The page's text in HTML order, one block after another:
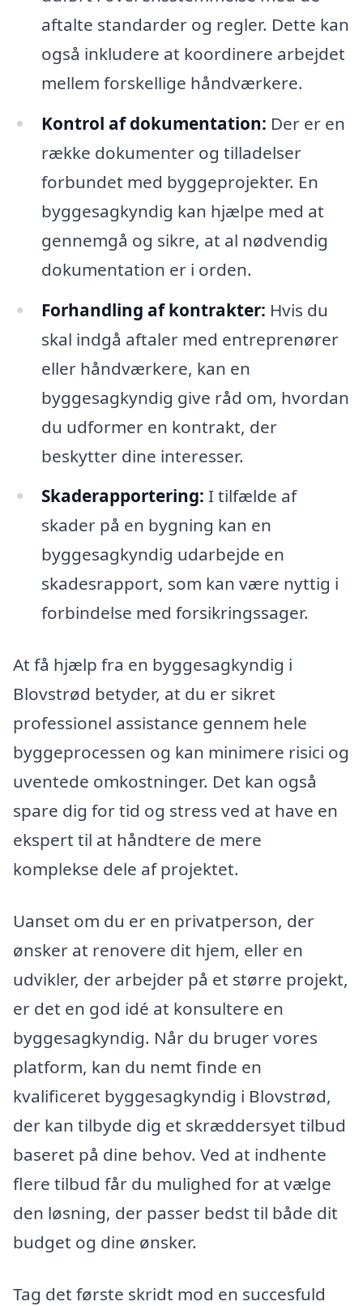
aftalte standarder og regler. Dette kan
også inkludere at koordinere arbejdet
mellem forskellige håndværkere.
Kontrol af dokumentation: Der er en
række dokumenter og tilladelser
forbundet med byggeprojekter. En
byggesagkyndig kan hjælpe med at
gennemgå og sikre, at al nødvendig
dokumentation er i orden.
Forhandling af kontrakter: Hvis du
skal indgå aftaler med entreprenører
eller håndværkere, kan en
byggesagkyndig give råd om, hvordan
du udformer en kontrakt, der
beskytter dine interesser.
Skaderapportering: I tilfælde af
skader på en bygning kan en
byggesagkyndig udarbejde en
skadesrapport, som kan være nyttig i
forbindelse med forsikringssager.
At få hjælp fra en byggesagkyndig i
Blovstrød betyder, at du er sikret
professionel assistance gennem hele
byggeprocessen og kan minimere risici og
uventede omkostninger. Det kan også
spare dig for tid og stress ved at have en
ekspert til at håndtere de mere
komplekse dele af projektet.
Uanset om du er en privatperson, der
ønsker at renovere dit hjem, eller en
udvikler, der arbejder på et større projekt,
er det en god idé at konsultere en
byggesagkyndig. Når du bruger vores
platform, kan du nemt finde en
kvalificeret byggesagkyndig i Blovstrød,
der kan tilbyde dig et skræddersyet tilbud
baseret på dine behov. Ved at indhente
flere tilbud får du mulighed for at vælge
den løsning, der passer bedst til både dit
budget og dine ønsker.
Tag det første skridt mod en succesfuld